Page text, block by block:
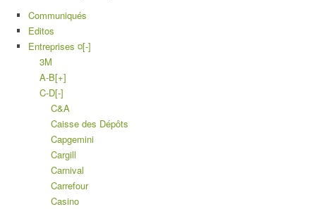
Communiqués
Editos
Entreprises ¤[-]
3M
A-B[+]
C-D[-]
C&A
Caisse des Dépôts
Capgemini
Cargill
Carnival
Carrefour
Casino